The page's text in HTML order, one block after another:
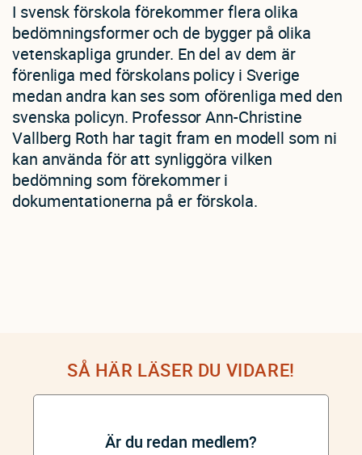
I svensk förskola förekommer flera olika
bedömningsformer och de bygger på olika
vetenskapliga grunder. En del av dem är
förenliga med förskolans policy i Sverige
medan andra kan ses som oförenliga med den
svenska policyn. Professor Ann-Christine
Vallberg Roth har tagit fram en modell som ni
kan använda för att synliggöra vilken
bedömning som förekommer i
dokumentationerna på er förskola.
SÅ HÄR LÄSER DU VIDARE!
Är du redan medlem?